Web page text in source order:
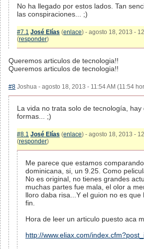
No ha llegado por estos lados. Tan
las conspiraciones... ;)
#7.1 José Elías (enlace) - agosto 18, 2013 -
(responder)
Queremos articulos de tecnologia!!
Queremos articulos de tecnologia!!
#8 Joshua - agosto 18, 2013 - 11:54 AM (11:54
La vida no trata solo de tecnología,
formas... ;)
#8.1 José Elías (enlace) - agosto 18, 2013 -
(responder)
Me parece que estamos
dominicana, si, un 9.25. Como
No es original, no tienes grandes
muchas partes fue mala, el olor a
lloro daba risa...Y el guion no es que
fin.
Hora de leer un articulo puesto aca
http://www.eliax.com/